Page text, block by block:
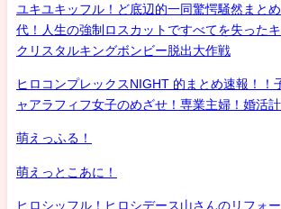
ユキユキッフル！ど底辺的一同驚愕騒然まと
代！人生の強制ロスカットですべてを失った
クリスタルキングボンビー脱出大作戦
ヒロコンプレックスNIGHT 的まとめ速報！！
ャアラフィフ女子のめざせ！専業主婦！婚活
萌えっふる！
萌えっとこあに！
ヒロシッフル！ヒロシデース山さんのリフォ